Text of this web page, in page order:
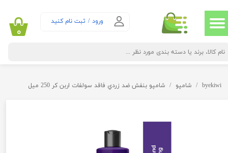
ورود / ثبت نام کنید
حساب کاربری من
خروج از حساب کاربری
۰
byekiwi شامپو شامپو بنفش ضد زردي فاقد سولفات اربن كر 250 ميل